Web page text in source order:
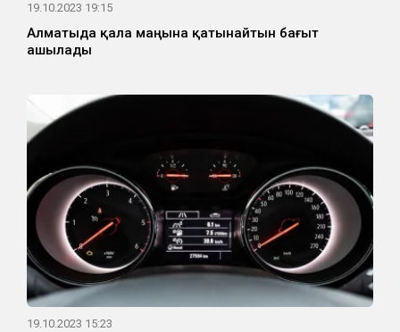
19.10.2023 19:15
Алматыда қала маңына қатынайтын бағыт
ашылады
19.10.2023 15:23